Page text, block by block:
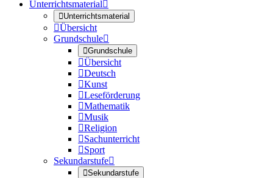
Unterrichtsmaterial
Unterrichtsmaterial
Übersicht
Grundschule
Grundschule
Übersicht
Deutsch
Kunst
Leseförderung
Mathematik
Musik
Religion
Sachunterricht
Sport
Sekundarstufe
Sekundarstufe